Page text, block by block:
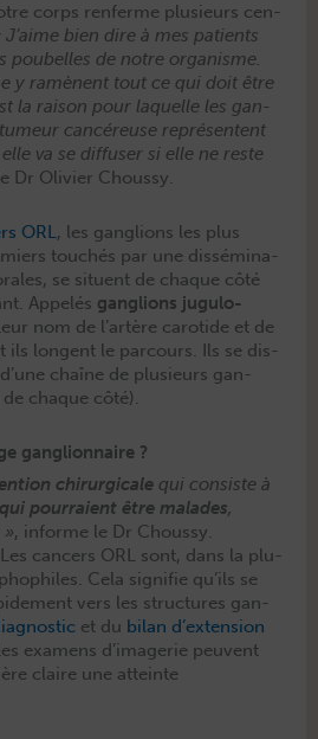
corps ren­ferme plusieurs cen­
J’aime bien dire à mes patients
poubelles de notre organ­isme.
y ramè­nent tout ce qui doit être
la rai­son pour laque­lle les gan­
can­céreuse représen­tent
va se dif­fuser si elle ne reste
Dr Olivi­er Choussy.
ORL, les gan­glions les plus
touchés par une dis­sémi­na­
se situent de chaque côté
Appelés gan­glions jugu­lo-
nom de l’artère carotide et de
ils lon­gent le par­cours. Ils se dis­
chaîne de plusieurs gan­
chaque côté).
ganglionnaire ?
chirur­gi­cale qui con­siste à
pour­raient être malades,
, informe le Dr Choussy.
can­cers ORL sont, dans la plu­
Cela sig­ni­fie qu’ils se
vers les struc­tures gan­
et du bilan d’extension
exa­m­ens d’imagerie peu­vent
claire une atteinte